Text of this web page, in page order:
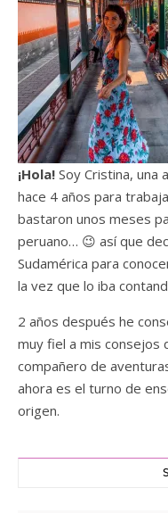
¡Hola! Soy Cristina, una
hace 4 años para
bastaron unos meses
peruano… 😉 así que
Sudamérica para
la vez que lo iba
2 años después he
muy fiel a mis consejos
compañero de
ahora es el turno de
origen.